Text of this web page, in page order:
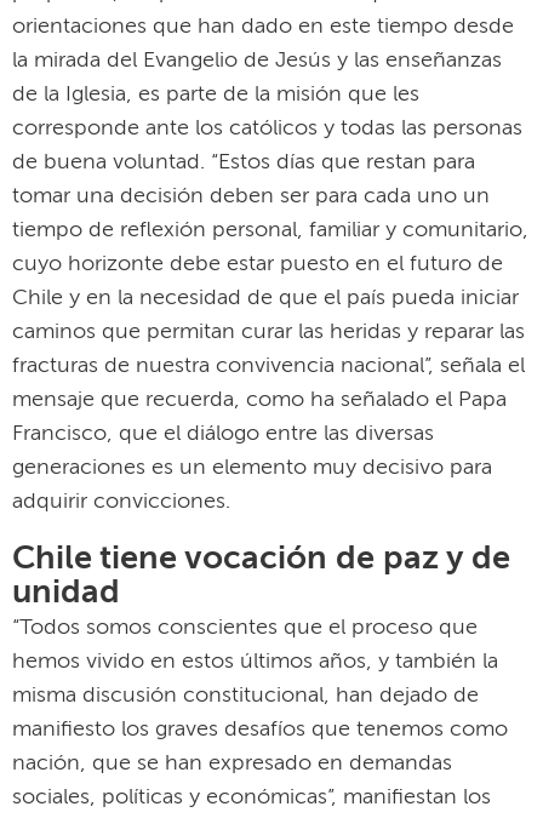
orientaciones que han dado en este tiempo desde
la mirada del Evangelio de Jesús y las enseñanzas
de la Iglesia, es parte de la misión que les
corresponde ante los católicos y todas las personas
de buena voluntad. “Estos días que restan para
tomar una decisión deben ser para cada uno un
tiempo de reflexión personal, familiar y comunitario,
cuyo horizonte debe estar puesto en el futuro de
Chile y en la necesidad de que el país pueda iniciar
caminos que permitan curar las heridas y reparar las
fracturas de nuestra convivencia nacional”, señala el
mensaje que recuerda, como ha señalado el Papa
Francisco, que el diálogo entre las diversas
generaciones es un elemento muy decisivo para
adquirir convicciones.
Chile tiene vocación de paz y de
unidad
“Todos somos conscientes que el proceso que
hemos vivido en estos últimos años, y también la
misma discusión constitucional, han dejado de
manifiesto los graves desafíos que tenemos como
nación, que se han expresado en demandas
sociales, políticas y económicas”, manifiestan los